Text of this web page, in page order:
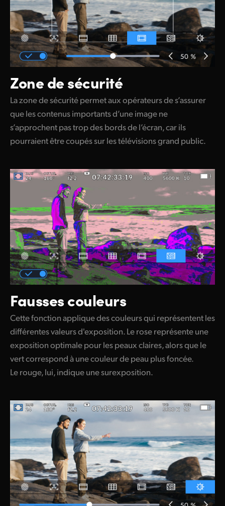
Zone de sécurité
La zone de sécurité permet aux opérateurs de s’assurer
que les contenus importants d’une image ne
s’approchent pas trop des bords de l’écran, car ils
pourraient être coupés sur les télévisions grand public.
Fausses couleurs
Cette fonction applique des couleurs qui représentent les
différentes valeurs d'exposition. Le rose représente une
exposition optimale pour les peaux claires, alors que le
vert correspond à une couleur de peau plus foncée.
Le rouge, lui, indique une surexposition.